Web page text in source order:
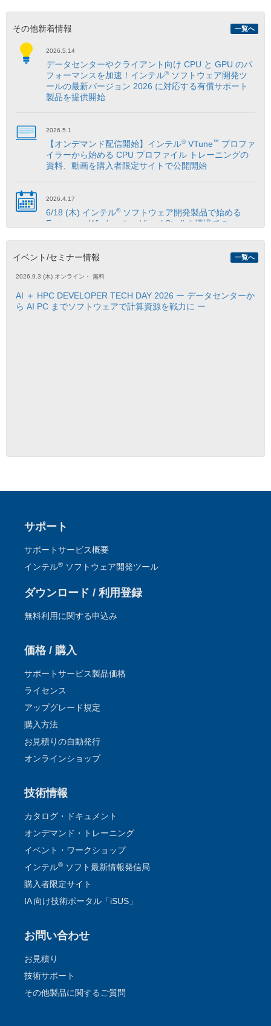
一覧へ
その他新着情報
2026.5.14
データセンターやクライアント向け CPU と GPU のパ
フォーマンスを加速！インテル®ソフトウェア開発ツ
ールの最新バージョン 2026 に対応する有償サポート
製品を提供開始
2026.5.1
【オンデマンド配信開始】インテル®VTune™ プロファ
イラーから始める CPU プロファイル トレーニングの
資料、動画を購入者限定サイトで公開開始
2026.4.17
6/18 (木) インテル®ソフトウェア開発製品で始める
Fortran on Windows* ～ Visual Studio* 環境での
2026.4.17
【オンデマンド配信開始】インテル Core
Ultra プロ
セッサー向け OpenMP* アプリケーションの最適化セ
ミナーのトレーニング資料、動画を購入者限定サイト
OpenMP* アプリケーションの最適化セミナー【参加無
料、事前登録制】
2026.1.17
HPC ツールキット 最新情報のご紹介セミナーのトレー
ニング資料、動画を購入者限定サイトで公開開始
Supercomputing Japan 2026 / 2026.2.2 (月) ～ 2.3
(火) / タワーホール船堀 / 無料 / 主催・共催: 一般社団
法人スーパーコンピューティング・ジャパン
一覧へ
イベント/セミナー情報
2026.9.3 (木) オンライン ・ 無料
AI ＋ HPC DEVELOPER TECH DAY 2026 ー データセンターか
ら AI PC までソフトウェアで計算資源を戦力に ー
サポート
サポートサービス概要
インテル® ソフトウェア開発ツール
ダウンロード / 利用登録
無料利用に関する申込み
価格 / 購入
サポートサービス製品価格
ライセンス
アップグレード規定
購入方法
お見積りの自動発行
オンラインショップ
技術情報
カタログ・ドキュメント
オンデマンド・トレーニング
イベント・ワークショップ
インテル® ソフト最新情報発信局
購入者限定サイト
IA 向け技術ポータル「iSUS」
お問い合わせ
お見積り
技術サポート
その他製品に関するご質問